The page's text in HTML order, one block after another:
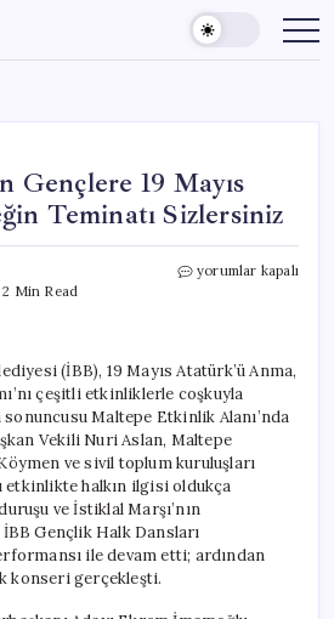
Gençlere 19 Mayıs
Teminatı Sizlersiniz
2 Min Read
İmamoğlu’ndan
Geleceğin
Teminatı
Sizlersiniz
için
yorumlar kapalı
(İBB), 19 Mayıs Atatürk’ü Anma,
çeşitli etkinliklerle coşkuyla
Maltepe Etkinlik Alanı’nda
Vekili Nuri Aslan, Maltepe
ve sivil toplum kuruluşları
etkinlikte halkın ilgisi oldukça
ve İstiklal Marşı’nın
İBB Gençlik Halk Dansları
ile devam etti; ardından
konseri gerçekleşti.